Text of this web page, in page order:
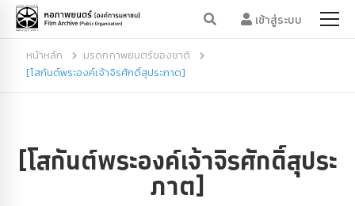
เข้าสู่ระบบ
หน้าหลัก
มรดกภาพยนตร์ของชาติ
[โสกันต์พระองค์เจ้าจิรศักดิ์สุประภาต]
[โสกันต์พระองค์เจ้าจิรศักดิ์สุประ
ภาต]